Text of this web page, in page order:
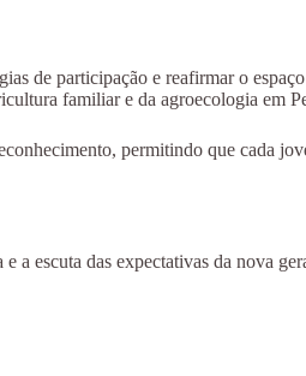
de participação e reafirmar o
familiar e da agroecologia em
permitindo que cada
escuta das expectativas da nova